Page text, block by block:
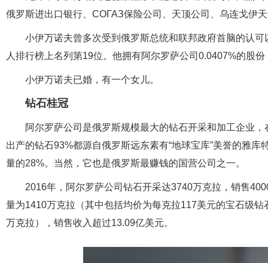
俄罗斯进出口银行、СОГАЗ保险公司、天顶公司、乌连戈伊
小伊万诺夫曾多次受到俄罗斯总统和联邦政府首脑的认
人排行榜上名列第19位。他拥有阿尔罗萨公司0.0407%的股
小伊万诺夫已婚，有一个女儿。
钻石桂冠
阿尔罗萨公司是俄罗斯规模最大的钻石开采和加工企业
出产的钻石93%都源自俄罗斯远东素有“地球宝库”美誉的雅
量的28%。当然，它也是俄罗斯最赚钱的国营公司之一。
2016年，阿尔罗萨公司钻石开采达3740万克拉，销售
量为1410万克拉（其中包括均价为每克拉117美元的宝石级
万克拉），销售收入超过13.09亿美元。